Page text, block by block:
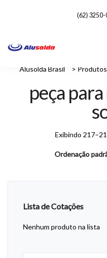
(62)
Alusolda Brasil > Produtos
peça
Exibindo
Lista de Cotações
Nenhum produto na lista